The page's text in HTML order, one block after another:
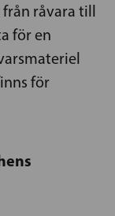
råvara till
för en
för